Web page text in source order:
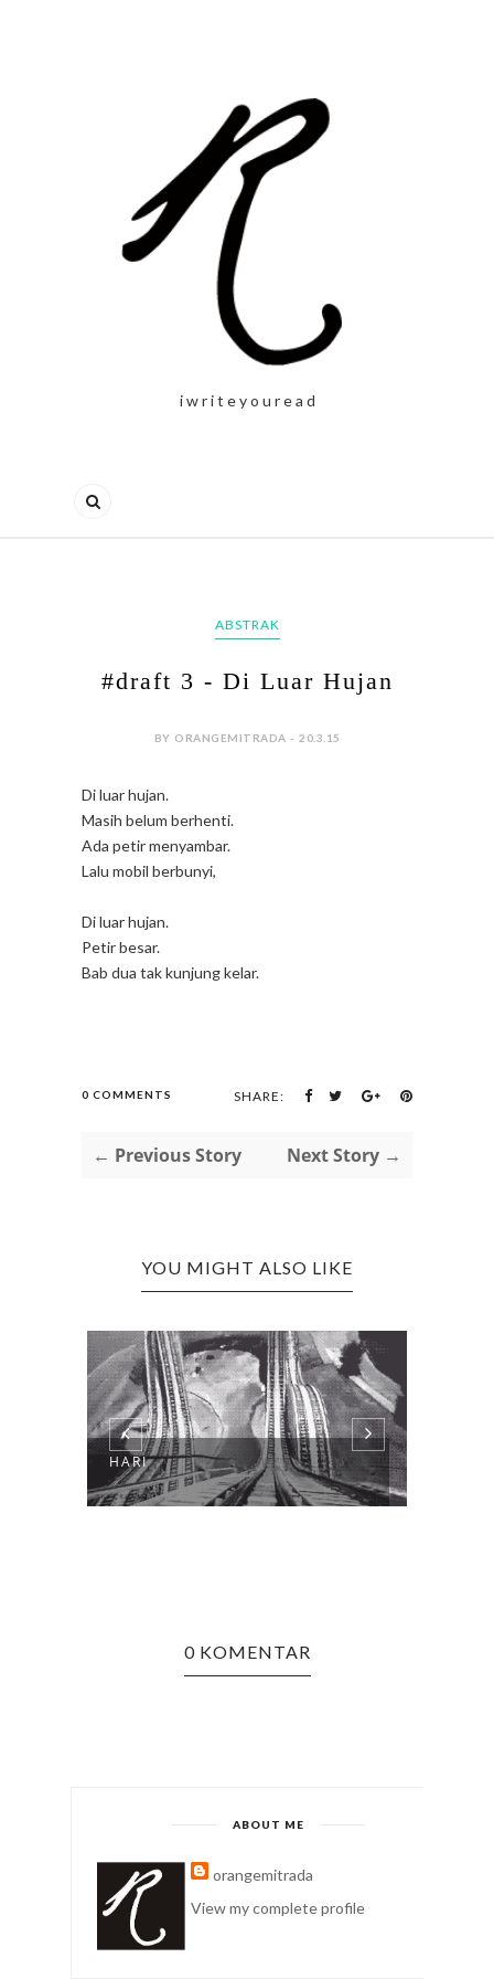
i w r i t e y o u r e a d
ABSTRAK
#draft 3 - Di Luar Hujan
BY ORANGEMITRADA - 20.3.15
Di luar hujan.
Masih belum berhenti.
Ada petir menyambar.
Lalu mobil berbunyi,
Di luar hujan.
Petir besar.
Bab dua tak kunjung kelar.
0 COMMENTS SHARE:
← Previous Story Next Story →
YOU MIGHT ALSO LIKE
HARI
0 KOMENTAR
ABOUT ME
orangemitrada
View my complete profile